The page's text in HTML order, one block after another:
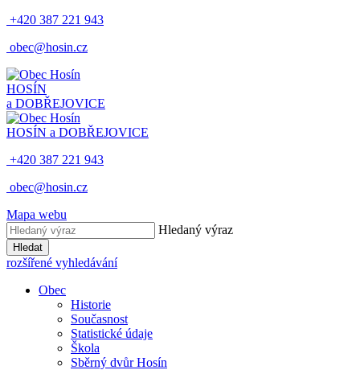
+420 387 221 943
obec@hosin.cz
HOSÍN
a DOBŘEJOVICE
HOSÍN a DOBŘEJOVICE
+420 387 221 943
obec@hosin.cz
Mapa webu
Hledaný výraz
Hledat
rozšířené vyhledávání
Obec
Historie
Současnost
Statistické údaje
Škola
Sběrný dvůr Hosín